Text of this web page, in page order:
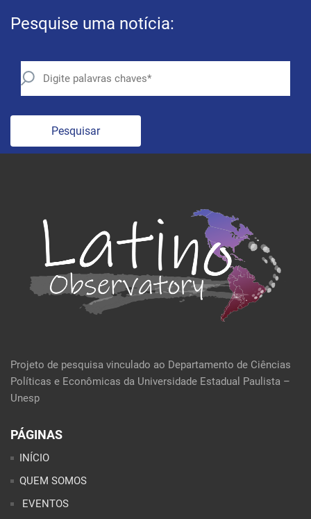
Pesquise uma notícia:
Pesquisar
Projeto de pesquisa vinculado ao Departamento de Ciências
Políticas e Econômicas da Universidade Estadual Paulista –
Unesp
PÁGINAS
INÍCIO
QUEM SOMOS
EVENTOS